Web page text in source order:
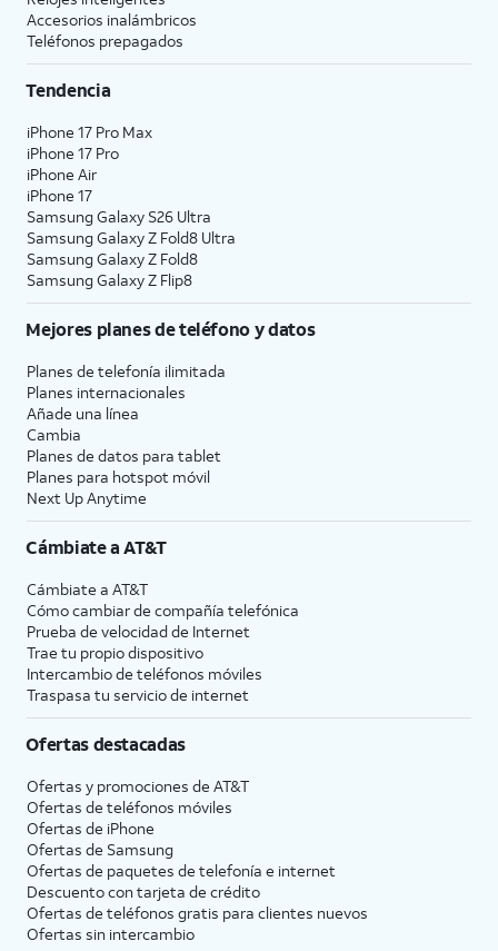
Accesorios inalámbricos
Teléfonos prepagados
Tendencia
iPhone 17 Pro Max
iPhone 17 Pro
iPhone Air
iPhone 17
Samsung Galaxy S26 Ultra
Samsung Galaxy Z Fold8 Ultra
Samsung Galaxy Z Fold8
Samsung Galaxy Z Flip8
Mejores planes de teléfono y datos
Planes de telefonía ilimitada
Planes internacionales
Añade una línea
Cambia
Planes de datos para tablet
Planes para hotspot móvil
Next Up Anytime
Cámbiate aAT&T
Cámbiate a AT&T
Cómo cambiar de compañía telefónica
Prueba de velocidad de Internet
Trae tu propio dispositivo
Intercambio de teléfonos móviles
Traspasa tu servicio de internet
Ofertas destacadas
Ofertas y promociones de AT&T
Ofertas de teléfonos móviles
Ofertas de iPhone
Ofertas de Samsung
Ofertas de paquetes de telefonía e internet
Descuento con tarjeta de crédito
Ofertas de teléfonos gratis para clientes nuevos
Ofertas sin intercambio